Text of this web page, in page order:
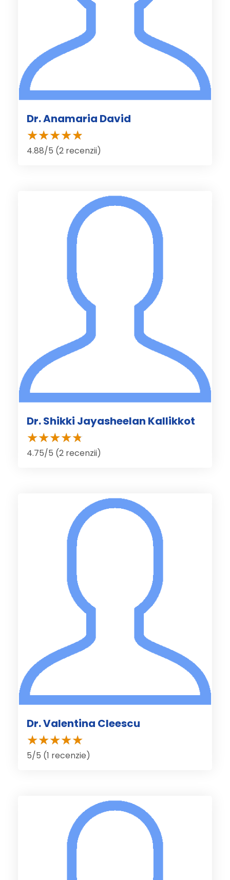
Dr. Anamaria David
4.88/5 (2 recenzii)
Dr. Shikki Jayasheelan Kallikkot
4.75/5 (2 recenzii)
Dr. Valentina Cleescu
5/5 (1 recenzie)